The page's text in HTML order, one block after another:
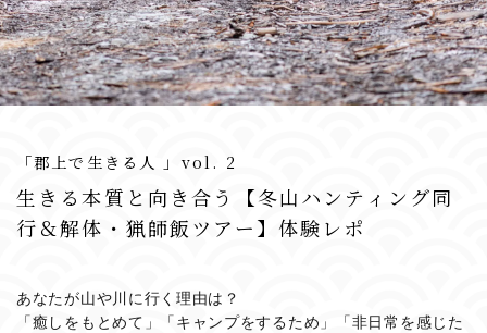
「郡上で生きる人 」vol. 2
生きる本質と向き合う【冬山ハンティング同
行＆解体・猟師飯ツアー】体験レポ
あなたが山や川に行く理由は？
「癒しをもとめて」「キャンプをするため」「非日常を感じた